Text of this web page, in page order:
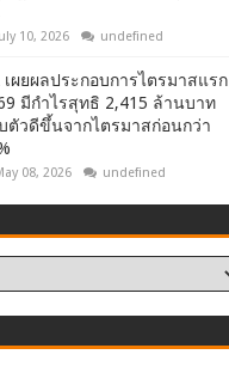
10, 2026 undefined
เผยผลประกอบการไตรมาสแรก
มีกำไรสุทธิ 2,415 ล้านบาท
ตัวดีขึ้นจากไตรมาสก่อนกว่า
08, 2026 undefined